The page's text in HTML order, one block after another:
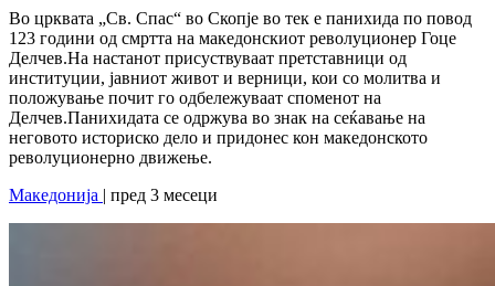
Во црквата „Св. Спас“ во Скопје во тек е панихида по повод
123 години од смртта на македонскиот револуционер Гоце
Делчев.На настанот присуствуваат претставници од
институции, јавниот живот и верници, кои со молитва и
положување почит го одбележуваат споменот на
Делчев.Панихидата се одржува во знак на сеќавање на
неговото историско дело и придонес кон македонското
револуционерно движење.
Македонија | пред 3 месеци